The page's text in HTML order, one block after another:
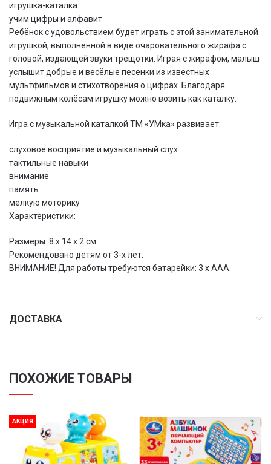
игрушка-каталка
учим цифры и алфавит
Ребёнок с удовольствием будет играть с этой занимательной
игрушкой, выполненной в виде очаровательного жирафа с
головой, издающей звуки трещотки. Играя с жирафом, малыш
услышит добрые и весёлые песенки из известных
мультфильмов и стихотворения о цифрах. Благодаря
подвижным колёсам игрушку можно возить как каталку.
Игра с музыкальной каталкой ТМ «УМка» развивает:
слуховое восприятие и музыкальный слух
тактильные навыки
внимание
память
мелкую моторику
Характеристики:
Размеры: 8 х 14 х 2 см
Рекомендовано детям от 3-х лет.
ВНИМАНИЕ! Для работы требуются батарейки: 3 x ААА.
ДОСТАВКА
ПОХОЖИЕ ТОВАРЫ
АКЦИЯ